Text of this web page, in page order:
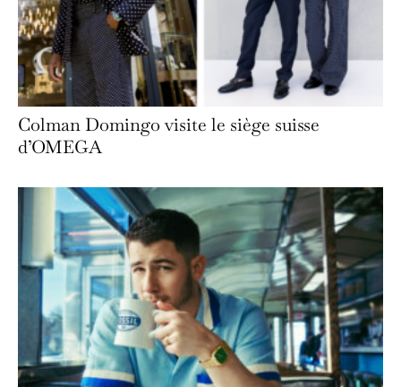
Colman Domingo visite le siège suisse
d’OMEGA